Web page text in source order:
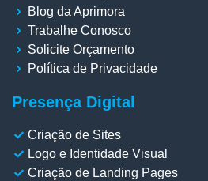
Blog da Aprimora
Trabalhe Conosco
Solicite Orçamento
Política de Privacidade
Presença Digital
Criação de Sites
Logo e Identidade Visual
Criação de Landing Pages